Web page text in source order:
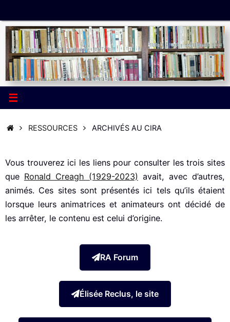
au
contenu
ACCUEIL
RESSOURCES ARCHIVÉS AU CIRA
Vous trouverez ici les liens pour consulter les trois sites
que Ronald Creagh (1929-2023) avait, avec d’autres,
animés. Ces sites sont présentés ici tels qu’ils étaient
lorsque leurs animatrices et animateurs ont décidé de
les arrêter, le contenu est celui d’origine.
RA Forum
Élisée Reclus, le site